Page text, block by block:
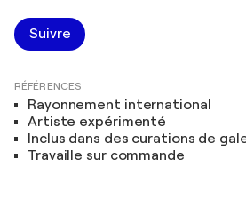
Suivre
RÉFÉRENCES
Rayonnement international
Artiste expérimenté
Inclus dans des curations de
Travaille sur commande